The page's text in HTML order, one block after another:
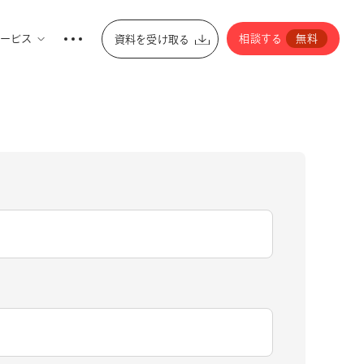
ビス 資料を受け取る 相談する 無料